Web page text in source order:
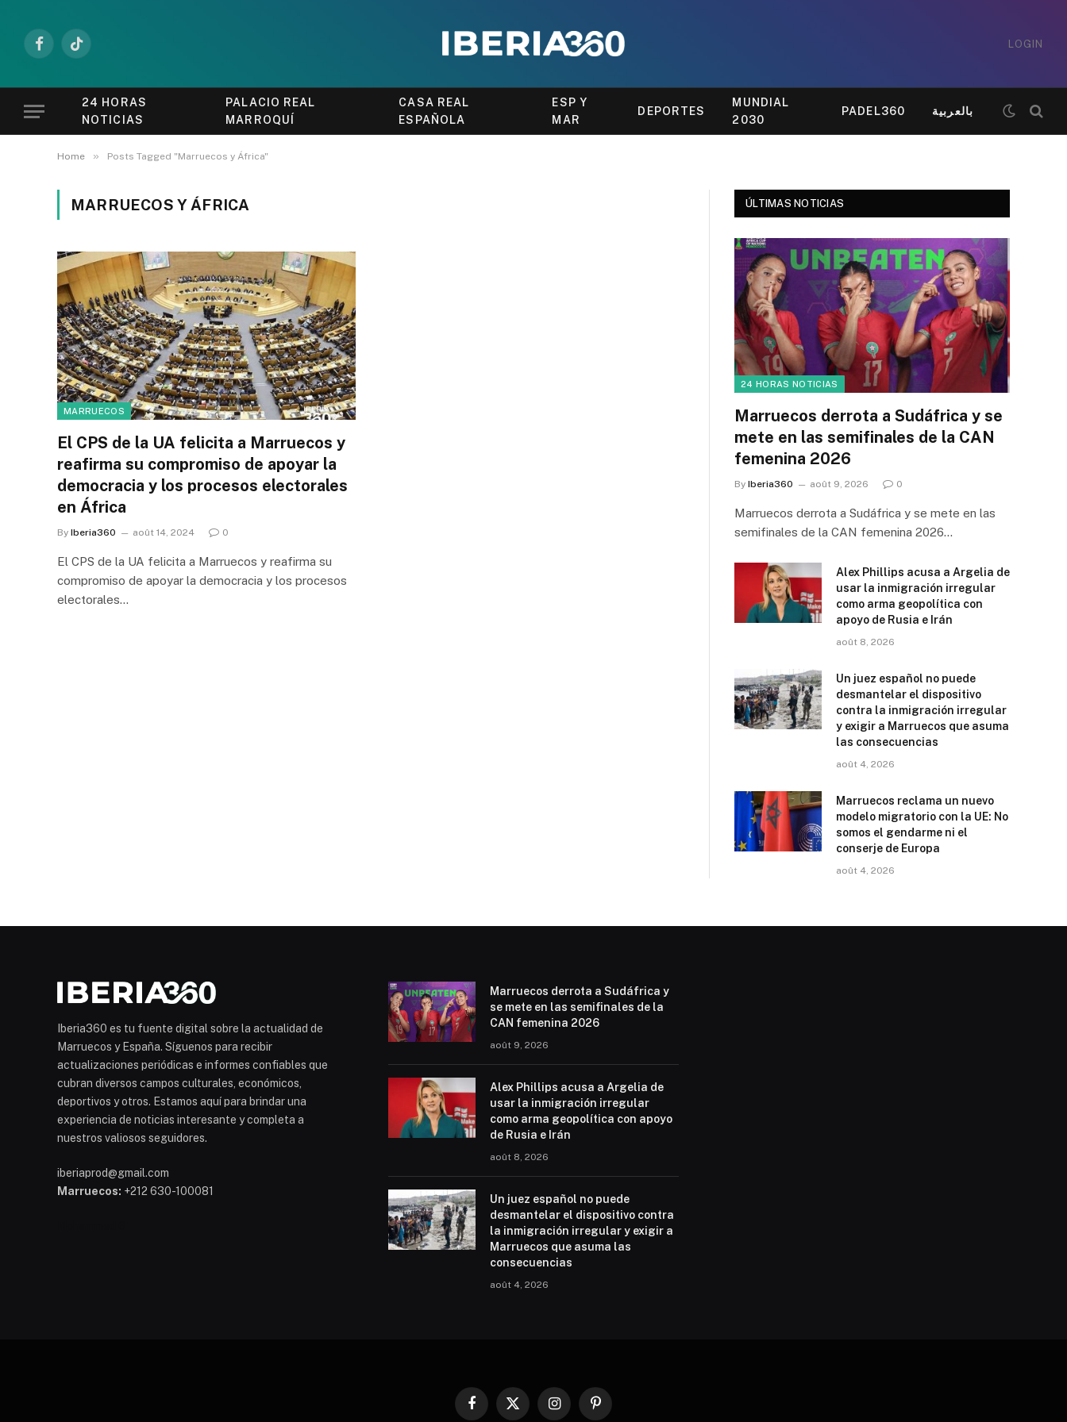
FacebookTikTok
LOGIN
24 HORAS
NOTICIAS
PALACIO REAL
MARROQUÍ
CASA REAL
ESPAÑOLA
ESP Y
MAR
DEPORTES
MUNDIAL
2030
PADEL360 بالعربية
Home » Posts Tagged "Marruecos y África"
MARRUECOS Y ÁFRICA
MARRUECOS
El CPS de la UA felicita a Marruecos y
reafirma su compromiso de apoyar la
democracia y los procesos electorales
en África
By Iberia360 août 14, 2024 0
El CPS de la UA felicita a Marruecos y reafirma su
compromiso de apoyar la democracia y los procesos
electorales…
ÚLTIMAS NOTICIAS
24 HORAS NOTICIAS
Marruecos derrota a Sudáfrica y se
mete en las semifinales de la CAN
femenina 2026
By Iberia360 août 9, 2026 0
Marruecos derrota a Sudáfrica y se mete en las
semifinales de la CAN femenina 2026…
Alex Phillips acusa a Argelia de
usar la inmigración irregular
como arma geopolítica con
apoyo de Rusia e Irán
août 8, 2026
Un juez español no puede
desmantelar el dispositivo
contra la inmigración irregular
y exigir a Marruecos que asuma
las consecuencias
août 4, 2026
Marruecos reclama un nuevo
modelo migratorio con la UE: No
somos el gendarme ni el
conserje de Europa
août 4, 2026
Iberia360 es tu fuente digital sobre la actualidad de
Marruecos y España. Síguenos para recibir
actualizaciones periódicas e informes confiables que
cubran diversos campos culturales, económicos,
deportivos y otros. Estamos aquí para brindar una
experiencia de noticias interesante y completa a
nuestros valiosos seguidores.
iberiaprod@gmail.com
Marruecos: +212 630-100081
Marruecos derrota a Sudáfrica y
se mete en las semifinales de la
CAN femenina 2026
août 9, 2026
Alex Phillips acusa a Argelia de
usar la inmigración irregular
como arma geopolítica con apoyo
de Rusia e Irán
août 8, 2026
Un juez español no puede
desmantelar el dispositivo contra
la inmigración irregular y exigir a
Marruecos que asuma las
consecuencias
août 4, 2026
Facebook
X
InstagramPinterest